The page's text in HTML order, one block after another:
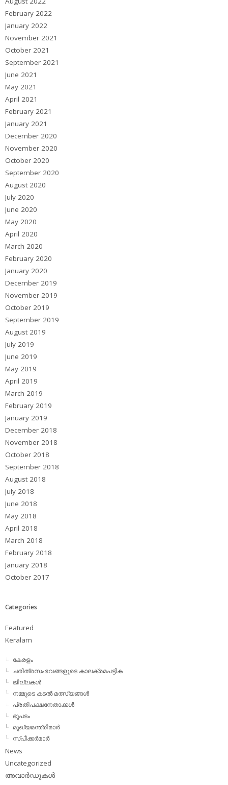
February 2022
January 2022
November 2021
October 2021
September 2021
June 2021
May 2021
April 2021
February 2021
January 2021
December 2020
November 2020
October 2020
September 2020
August 2020
July 2020
June 2020
May 2020
April 2020
March 2020
February 2020
January 2020
December 2019
November 2019
October 2019
September 2019
August 2019
July 2019
June 2019
May 2019
April 2019
March 2019
February 2019
January 2019
December 2018
November 2018
October 2018
September 2018
August 2018
July 2018
June 2018
May 2018
April 2018
March 2018
February 2018
January 2018
October 2017
Categories
Featured
Keralam
കേരളം
ചരിത്രസംഭവങ്ങളുടെ കാലക്രമപട്ടിക
ജില്ലകള്‍
നമ്മുടെ കടല്‍ മത്സ്യങ്ങള്‍
പ്രതിപക്ഷനേതാക്കള്‍
ഭൂപടം
മുഖ്യമന്ത്രിമാര്‍
സ്പീക്കര്‍മാര്‍
News
Uncategorized
അവാര്‍ഡുകള്‍